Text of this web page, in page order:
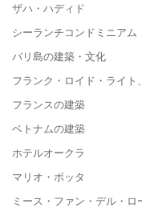
ザハ・ハディド
シーランチコンドミニアム
バリ島の建築・文化
フランク・ロイド・ライ
フランスの建築
ベトナムの建築
ホテルオークラ
マリオ・ボッタ
ミース・ファン・デル・